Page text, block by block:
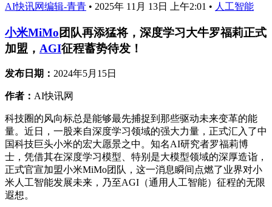
AI快讯网编辑-青青 • 2025年 11月 13日 上午2:01 • 人工智能
小米MiMo团队再添猛将，深度学习大牛罗福莉正式
加盟， AGI征程蓄势待发！
发布日期： 2024年5月15日
作者： AI快讯网
科技圈的风向标总是能够最先捕捉到那些驱动未来变革的能
量。近日，一股来自深度学习领域的强大力量，正式汇入了中
国科技巨头小米的宏大愿景之中。知名AI研究者罗福莉博
士，凭借其在深度学习模型、特别是大模型领域的深厚造诣，
正式官宣加盟小米MiMo团队，这一消息瞬间点燃了业界对小
米人工智能发展未来，乃至AGI（通用人工智能）征程的无限
遐想。